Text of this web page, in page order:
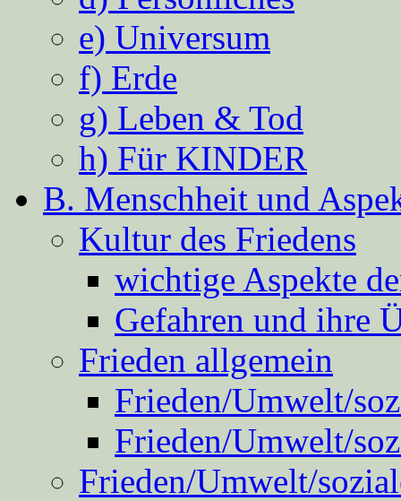
e) Universum
f) Erde
g) Leben & Tod
h) Für KINDER
B. Menschheit und
Kultur des Friedens
wichtige Aspekte
Gefahren und ihre
Frieden allgemein
Frieden/Umwelt/
Frieden/Umwelt/
Frieden/Umwelt/